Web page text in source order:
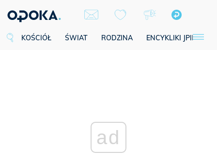
KOŚCIÓŁ ŚWIAT RODZINA ENCYKLIKI JPII
ad